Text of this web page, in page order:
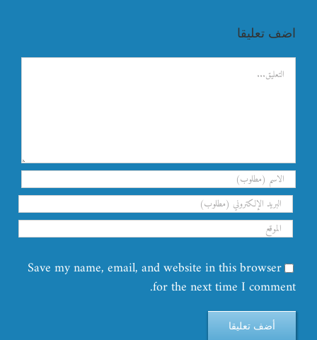
اضف تعليقا
تعليق
Save my name, email, and website in this browser
for the next time I comment.